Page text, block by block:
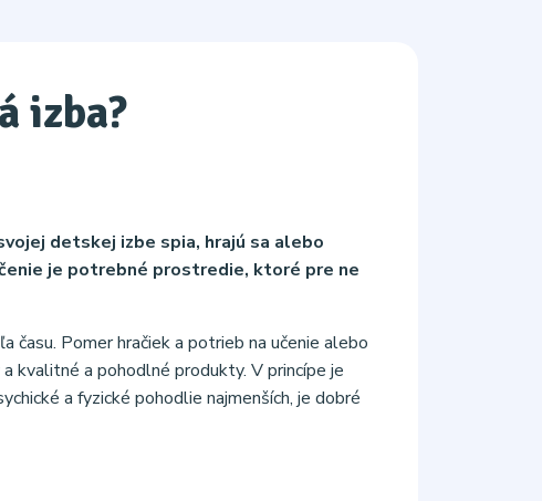
izba?
detskej izbe spia, hrajú sa alebo
je potrebné prostredie, ktoré pre ne
Pomer hračiek a potrieb na učenie alebo
kvalitné a pohodlné produkty. V princípe je
a fyzické pohodlie najmenších, je dobré